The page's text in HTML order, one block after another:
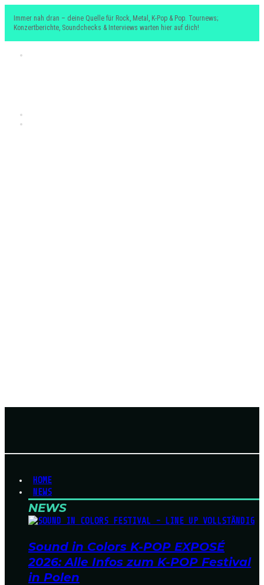
Immer nah dran – deine Quelle für Rock, Metal, K-Pop & Pop. Tournews;
Konzertberichte, Soundchecks & Interviews warten hier auf dich!
HOME
NEWS
NEWS
Sound in Colors K-POP EXPOSÉ
2026: Alle Infos zum K-POP Festival
in Polen